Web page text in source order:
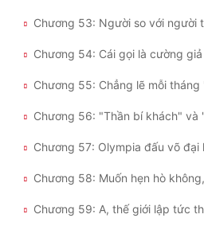
Chương 54: Cái gọi là cường
Chương 55: Chẳng lẽ mỗi
Chương 56: "Thần bí khách" và
Chương 57: Olympia đấu võ đại
Chương 59: A, thế giới lập tức